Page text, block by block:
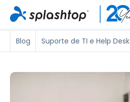
Blog Suporte de TI e Help Desk